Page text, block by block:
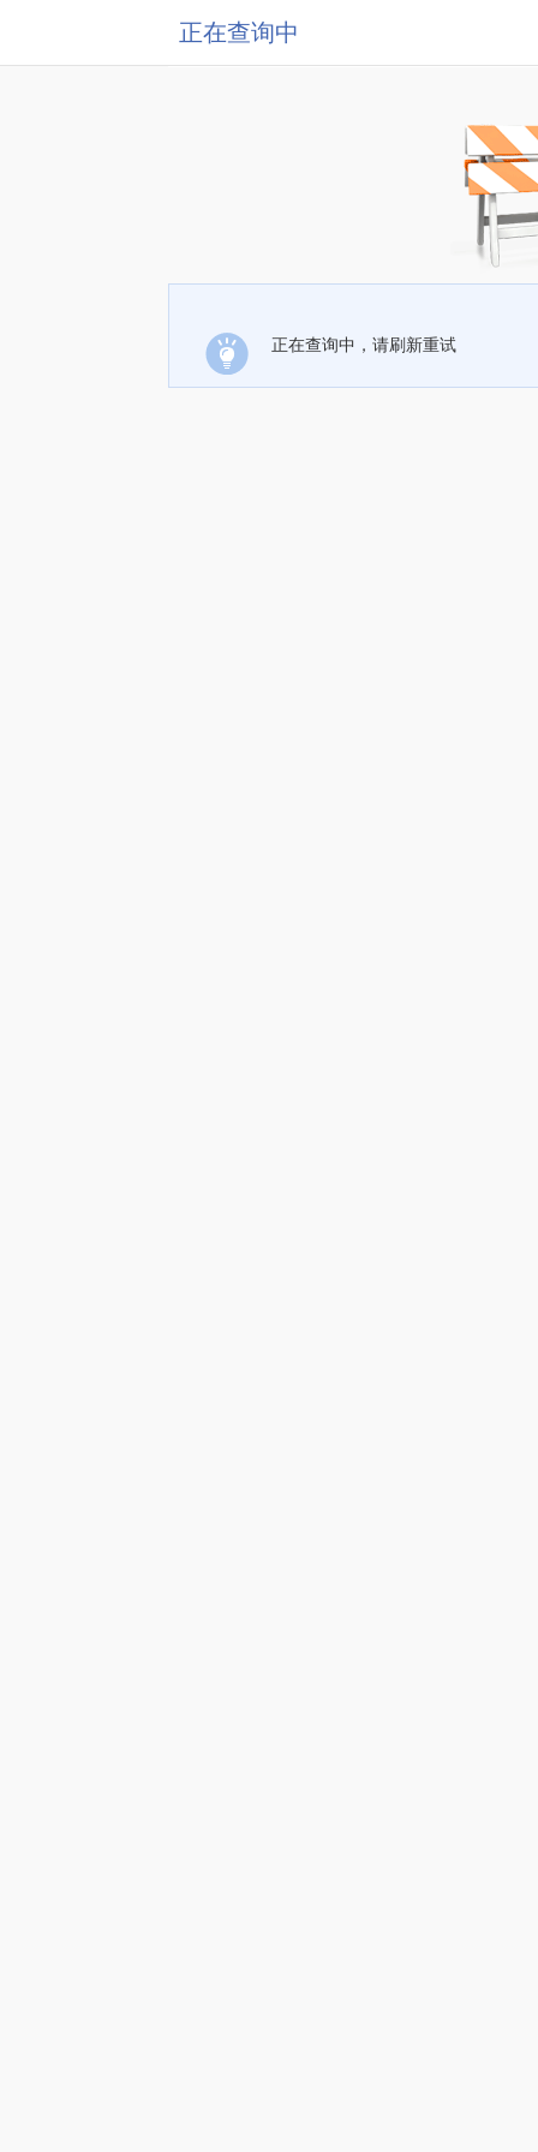
正在查询中
正在查询中，请刷新重试